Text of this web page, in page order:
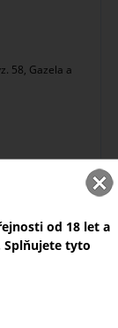
58, Gazela a
od 18 let a
Splňujete tyto